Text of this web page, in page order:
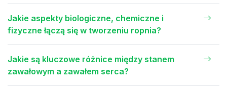
Jakie aspekty biologiczne, chemiczne i
fizyczne łączą się w tworzeniu ropnia?
Jakie są kluczowe różnice między stanem
zawałowym a zawałem serca?